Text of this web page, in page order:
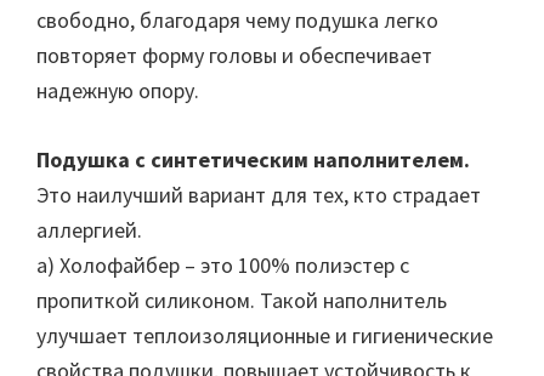
свободно, благодаря чему подушка легко
повторяет форму головы и обеспечивает
надежную опору.
Подушка с синтетическим наполнителем.
Это наилучший вариант для тех, кто страдает
аллергией.
а) Холофайбер – это 100% полиэстер с
пропиткой силиконом. Такой наполнитель
улучшает теплоизоляционные и гигиенические